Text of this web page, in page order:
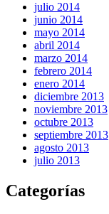
julio 2014
junio 2014
mayo 2014
abril 2014
marzo 2014
febrero 2014
enero 2014
diciembre 2013
noviembre 2013
octubre 2013
septiembre 2013
agosto 2013
julio 2013
Categorías